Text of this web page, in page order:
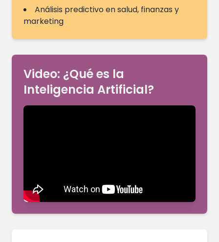
Análisis predictivo en salud, finanzas y
marketing
Video: ¿Qué es la
Inteligencia Artificial?